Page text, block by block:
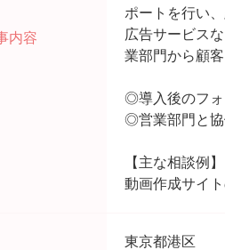
内容
ポートを行い
広告サービス
業部門から顧
◎導入後のフォ
◎営業部門と協
【主な相談例】
動画作成サイ
東京都港区